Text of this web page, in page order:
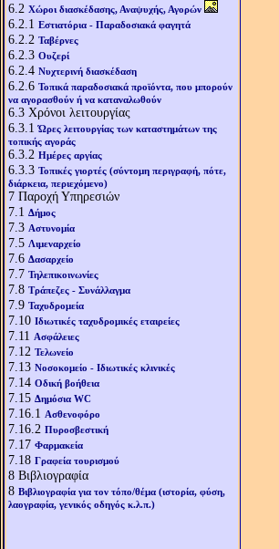
6.2 Χώροι διασκέδασης, Αναψυχής, Αγορών
6.2.1 Εστιατόρια - Παραδοσιακά φαγητά
6.2.2 Ταβέρνες
6.2.3 Ουζερί
6.2.4 Νυχτερινή διασκέδαση
6.2.6 Τοπικά παραδοσιακά προϊόντα, που μπορούν
να αγορασθούν ή να καταναλωθούν
6.3 Χρόνοι λειτουργίας
6.3.1Ώρες λειτουργίας των καταστημάτων της
τοπικής αγοράς
6.3.2 Ημέρες αργίας
6.3.3 Τοπικές γιορτές (σύντομη περιγραφή, πότε,
διάρκεια, περιεχόμενο)
7 Παροχή Υπηρεσιών
7.1 Δήμος
7.3 Αστυνομία
7.5 Λιμεναρχείο
7.6 Δασαρχείο
7.7 Τηλεπικοινωνίες
7.8 Τράπεζες - Συνάλλαγμα
7.9 Ταχυδρομεία
7.10 Ιδιωτικές ταχυδρομικές εταιρείες
7.11 Ασφάλειες
7.12 Τελωνείο
7.13 Νοσοκομείο - Ιδιωτικές κλινικές
7.14 Οδική βοήθεια
7.15 Δημόσια WC
7.16.1 Ασθενοφόρο
7.16.2 Πυροσβεστική
7.17 Φαρμακεία
7.18 Γραφεία τουρισμού
8 Βιβλιογραφία
8 Βιβλιογραφία για τον τόπο/θέμα (ιστορία, φύση,
λαογραφία, γενικός οδηγός κ.λ.π.)